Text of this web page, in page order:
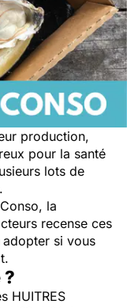
production,
pour la santé
lots de
la
recense ces
si vous
?
HUITRES